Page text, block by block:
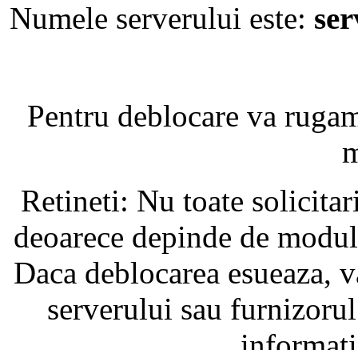
Numele serverului este:
Pentru deblocare va
Retineti: Nu toate
deoarece depinde de
Daca deblocarea
serverului sau